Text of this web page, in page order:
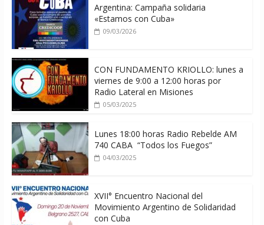
Argentina: Campaña solidaria
«Estamos con Cuba»
09/03/2026
CON FUNDAMENTO KRIOLLO: lunes a
viernes de 9:00 a 12:00 horas por
Radio Lateral en Misiones
05/03/2025
Lunes 18:00 horas Radio Rebelde AM
740 CABA “Todos los Fuegos”
04/03/2025
XVII° Encuentro Nacional del
Movimiento Argentino de Solidaridad
con Cuba